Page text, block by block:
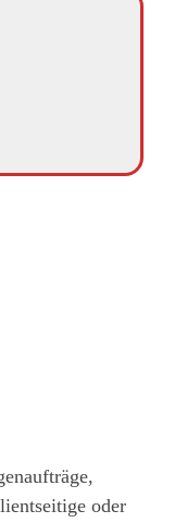
oder